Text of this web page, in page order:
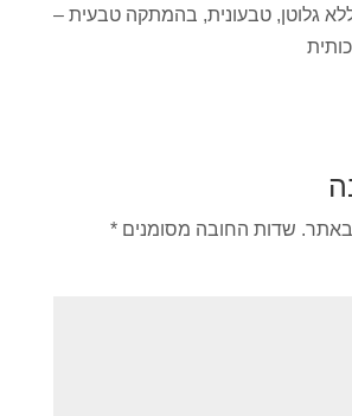
גלוטן, טבעונית, בהמתקה טבעית –
באתר. שדות החובה מסומנים *